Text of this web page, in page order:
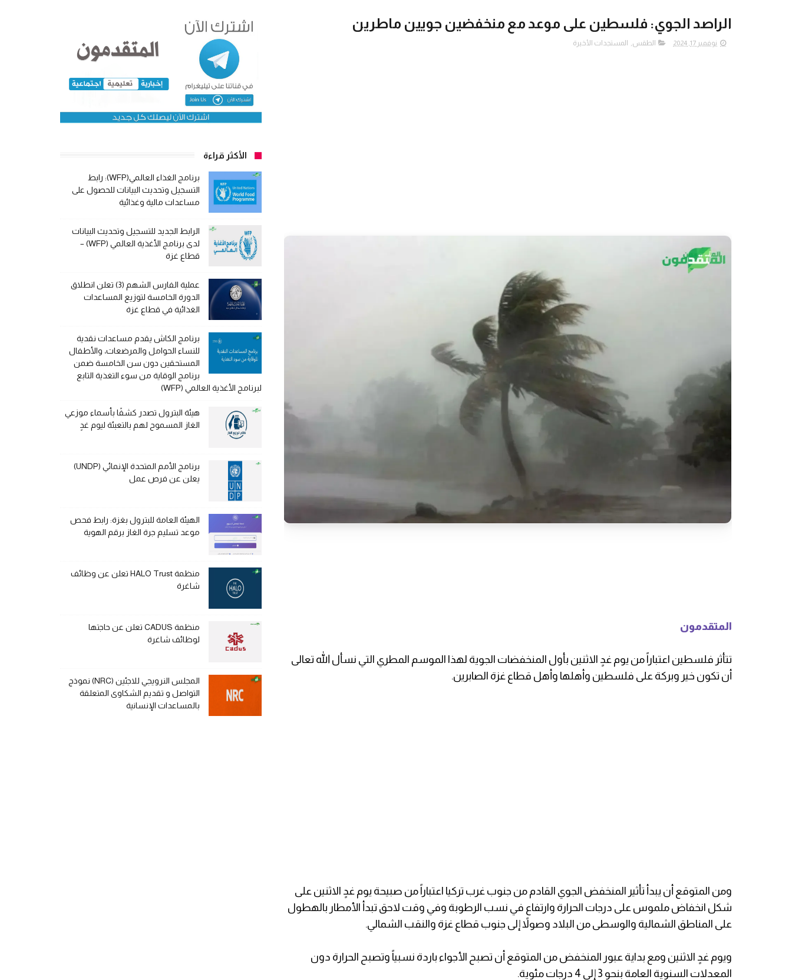
الراصد الجوي: فلسطين على موعد مع منخفضين جويين ماطرين
نوفمبر 17, 2024 الطقس, المستجدات الأخيرة
المتقدمون
تتأثر فلسطين اعتباراً من يوم غدٍ الاثنين بأول المنخفضات الجوية لهذا الموسم المطري التي نسأل الله تعالى
أن تكون خير وبركة على فلسطين وأهلها وأهل قطاع غزة الصابرين.
ومن المتوقع أن يبدأ تأثير المنخفض الجوي القادم من جنوب غرب تركيا اعتباراً من صبيحة يوم غدٍ الاثنين على
شكل انخفاض ملموس على درجات الحرارة وارتفاع في نسب الرطوبة وفي وقت لاحق تبدأ الأمطار بالهطول
على المناطق الشمالية والوسطى من البلاد وصولاً إلى جنوب قطاع غزة والنقب الشمالي.
ويوم غدٍ الاثنين ومع بداية عبور المنخفض من المتوقع أن تصبح الأجواء باردة نسبياً وتصبح الحرارة دون
المعدلات السنوية العامة بنحو 3 إلى 4 درجات مئوية.
الأكثر قراءة
برنامج الغذاء العالمي(WFP): رابط
التسجيل وتحديث البيانات للحصول على
مساعدات مالية وغذائية
الرابط الجديد للتسجيل وتحديث البيانات
لدى برنامج الأغذية العالمي (WFP) –
قطاع غزة
عملية الفارس الشهم (3) تعلن انطلاق
الدورة الخامسة لتوزيع المساعدات
الغذائية في قطاع غزة
برنامج الكاش يقدم مساعدات نقدية
للنساء الحوامل والمرضعات، والأطفال
المستحقين دون سن الخامسة ضمن
برنامج الوقاية من سوء التغذية التابع
لبرنامج الأغذية العالمي (WFP)
هيئة البترول تصدر كشفًا بأسماء موزعي
الغاز المسموح لهم بالتعبئة ليوم غدٍ
برنامج الأمم المتحدة الإنمائي (UNDP)
يعلن عن فرص عمل
الهيئة العامة للبترول بغزة: رابط فحص
موعد تسليم جرة الغاز برقم الهوية
منظمة HALO Trust تعلن عن وظائف
شاغرة
منظمة CADUS تعلن عن حاجتها
لوظائف شاغرة
المجلس النرويجي للاجئين (NRC) نموذج
التواصل و تقديم الشكاوى المتعلقة
بالمساعدات الإنسانية